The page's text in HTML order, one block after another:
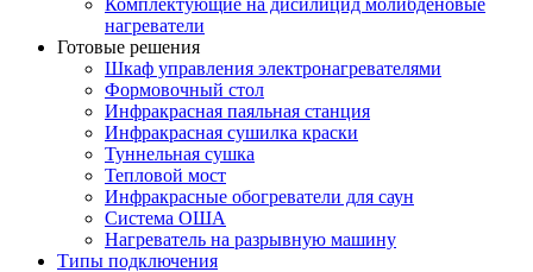
Комплектующие на дисилицид молибденовые
нагреватели
Готовые решения
Шкаф управления электронагревателями
Формовочный стол
Инфракрасная паяльная станция
Инфракрасная сушилка краски
Туннельная сушка
Тепловой мост
Инфракрасные обогреватели для саун
Система ОША
Нагреватель на разрывную машину
Типы подключения